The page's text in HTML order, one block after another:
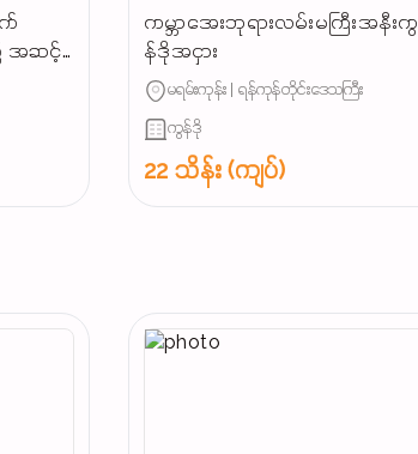
က်
အဆင့်
ကမ္ဘာအေးဘုရားလမ်းမကြီးအနီးကွ
န်ဒိုအငှား
မရမ်းကုန်း | ရန်ကုန်တိုင်းဒေသကြီး
ကွန်ဒို
22 သိန်း (ကျပ်)